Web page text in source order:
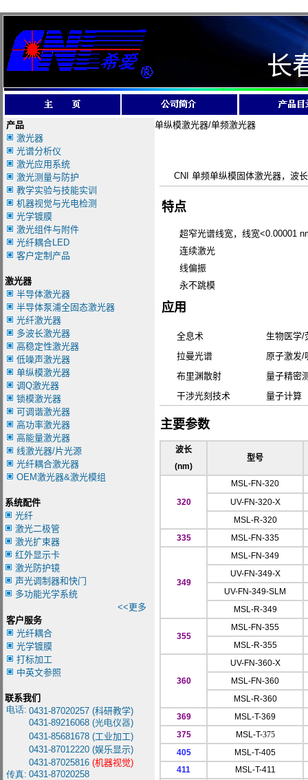
长
产品
激光器
光谱分析仪
激光应用系统
激光测量与防护
教学实验与技能实训
机器视觉与光电检测
光学镀膜
激光组件与附件
光纤耦合LED
客户定制产品
激光器
半导体激光器
半导体泵浦全固态激光器
光纤激光器
多波长激光器
高稳定性激光器
低噪声激光器
单纵模激光器
调Q激光器
锁模激光器
可调谐激光器
高功率激光器
高能量激光器
线激光器/片光源
光纤耦合激光器
OEM激光器&激光模组
系统配件
光纤
激光二极管
激光扩束器
红外显示卡
激光防护镜
声光调制器和快门
多功能光学系统
<<更多
客户服务
光纤耦合
光学镀膜
打标加工
中英文参照
联系我们
电话: 0431-87020257 (科研教学)
0431-89216068 (光电仪器)
0431-85681678 (工业加工)
0431-87012220 (娱乐显示)
0431-87025816 (机器视觉)
传真: 0431-87020258
单纵模激光器/单频激光器
CNI 单频单纵模固体激光器，波长
特点
超窄光谱线宽，线宽<0.00001
连续激光
线偏振
永不跳模
应用
全息术
生物医学/
拉曼光谱
原子激发/
布里渊散射
量子精密
干涉光刻技术
量子计算
主要参数
波长
(nm)
型号
320
MSL-FN-320
UV-FN-320-X
MSL-R-320
335 MSL-FN-335
349
MSL-FN-349
UV-FN-349-X
UV-FN-349-SLM
MSL-R-349
355
MSL-FN-355
MSL-R-355
360
UV-FN-360-X
MSL-FN-360
MSL-R-360
369
MSL-T-369
375
MSL-T-375
405
MSL-T-405
411 MSL-T-411